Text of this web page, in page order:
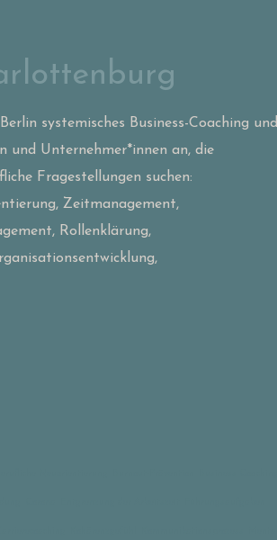
systemisches Business-Coaching und
und Unternehmer*innen an, die
Fragestellungen suchen:
Zeitmanagement,
Rollenklärung,